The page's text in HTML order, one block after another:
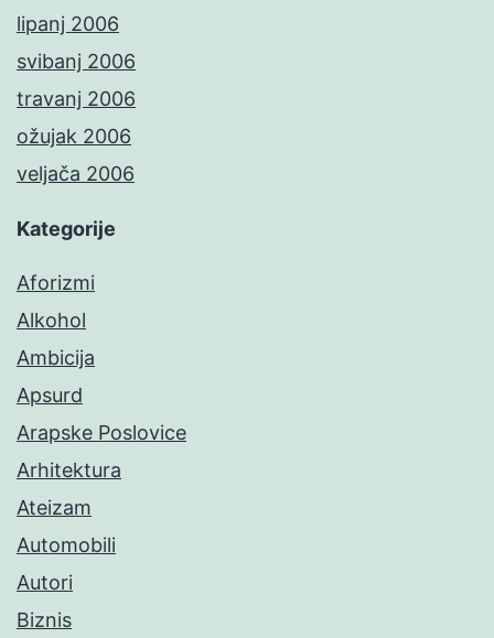
lipanj 2006
svibanj 2006
travanj 2006
ožujak 2006
veljača 2006
Kategorije
Aforizmi
Alkohol
Ambicija
Apsurd
Arapske Poslovice
Arhitektura
Ateizam
Automobili
Autori
Biznis